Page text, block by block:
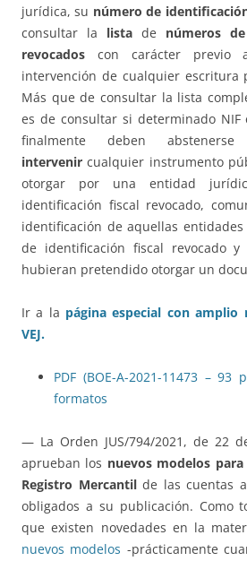
jurídica, su número de
consultar la lista de números
revocados con carácter previo
intervención de cualquier escritura
Más que de consultar la lista
es de consultar si determinado NIF
finalmente deben abstenerse
intervenir cualquier instrumento
otorgar por una entidad
identificación fiscal revocado,
identificación de aquellas
de identificación fiscal revocado
hubieran pretendido otorgar un
Ir a la página especial con amplio
VEJ.
PDF (BOE-A-2021-11473 – 93
formatos
— La Orden JUS/794/2021, de 22
aprueban los nuevos modelos
Registro Mercantilde las cuentas
obligados a su publicación. Como
que existen novedades en la
nuevos modelos -prácticamente